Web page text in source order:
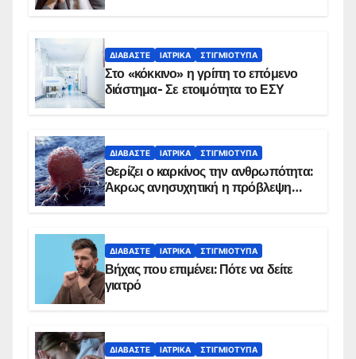
ΔΙΑΒΆΣΤΕ ΙΑΤΡΙΚΆ ΣΤΙΓΜΙΌΤΥΠΑ
Στο «κόκκινο» η γρίπη το επόμενο
διάστημα- Σε ετοιμότητα το ΕΣΥ
ΔΙΑΒΆΣΤΕ ΙΑΤΡΙΚΆ ΣΤΙΓΜΙΌΤΥΠΑ
Θερίζει ο καρκίνος την ανθρωπότητα:
Άκρως ανησυχητική η πρόβλεψη…
ΔΙΑΒΆΣΤΕ ΙΑΤΡΙΚΆ ΣΤΙΓΜΙΌΤΥΠΑ
Βήχας που επιμένει: Πότε να δείτε
γιατρό
ΔΙΑΒΆΣΤΕ ΙΑΤΡΙΚΆ ΣΤΙΓΜΙΌΤΥΠΑ